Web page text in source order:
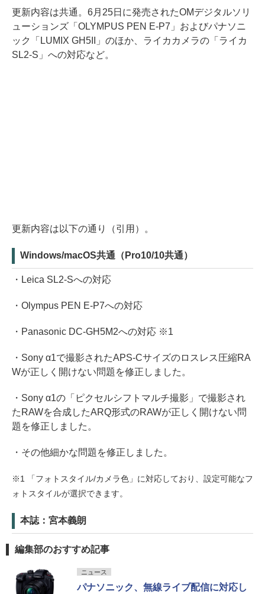
更新内容は共通。6月25日に発売されたOMデジタルソリ
ューションズ「OLYMPUS PEN E-P7」およびパナソニ
ック「LUMIX GH5II」のほか、ライカカメラの「ライカ
SL2-S」への対応など。
更新内容は以下の通り（引用）。
Windows/macOS共通（Pro10/10共通）
・Leica SL2-Sへの対応
・Olympus PEN E-P7への対応
・Panasonic DC-GH5M2への対応 ※1
・Sony α1で撮影されたAPS-Cサイズのロスレス圧縮RA
Wが正しく開けない問題を修正しました。
・Sony α1の「ピクセルシフトマルチ撮影」で撮影され
たRAWを合成したARQ形式のRAWが正しく開けない問
題を修正しました。
・その他細かな問題を修正しました。
※1 「フォトスタイル/カメラ色」に対応しており、設定可能なフ
ォトスタイルが選択できます。
本誌：宮本義朗
編集部のおすすめ記事
ニュース
パナソニック、無線ライブ配信に対応し